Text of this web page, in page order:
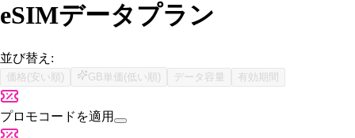
eSIMデータプラン
並び替え:
価格(安い順) GB単価(低い順) データ容量 有効期間
プロモコードを適用